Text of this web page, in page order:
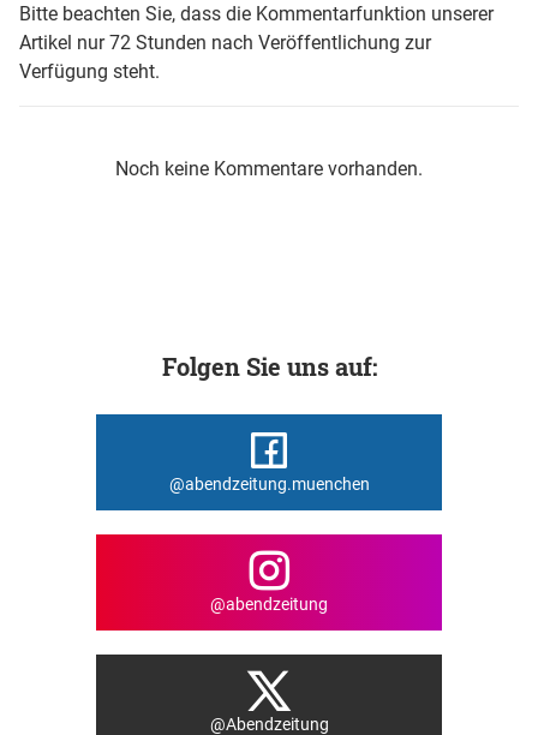
Bitte beachten Sie, dass die Kommentarfunktion unserer
Artikel nur 72 Stunden nach Veröffentlichung zur
Verfügung steht.
Noch keine Kommentare vorhanden.
Folgen Sie uns auf:
@abendzeitung.muenchen
@abendzeitung
@Abendzeitung